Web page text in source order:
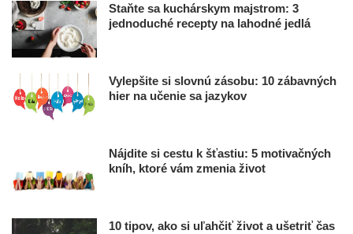
Staňte sa kuchárskym majstrom: 3
jednoduché recepty na lahodné jedlá
Vylepšite si slovnú zásobu: 10 zábavných
hier na učenie sa jazykov
Nájdite si cestu k šťastiu: 5 motivačných
kníh, ktoré vám zmenia život
10 tipov, ako si uľahčiť život a ušetriť čas